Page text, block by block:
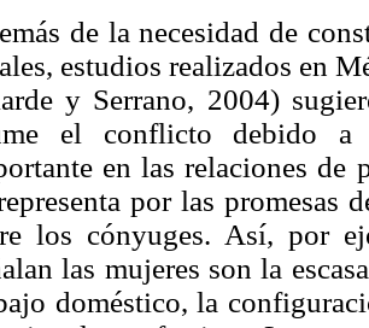
de la necesidad de
estudios realizados en
y Serrano, 2004)
el conflicto debido a
en las relaciones de
por las
los cónyuges. Así, por
las mujeres son la
doméstico, la